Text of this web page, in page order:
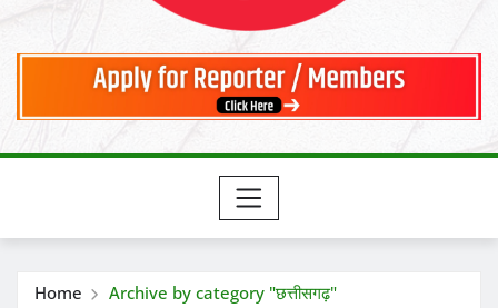
Home Archive by category "छत्तीसगढ़"